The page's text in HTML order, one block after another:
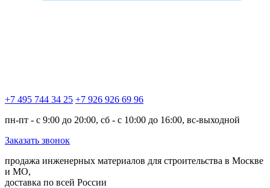
+7 495 744 34 25 +7 926 926 69 96
пн-пт - с 9:00 до 20:00, сб - с 10:00 до 16:00, вс-выходной
Заказать звонок
продажа инженерных материалов для строительства в Москве
и МО,
доставка по всей России